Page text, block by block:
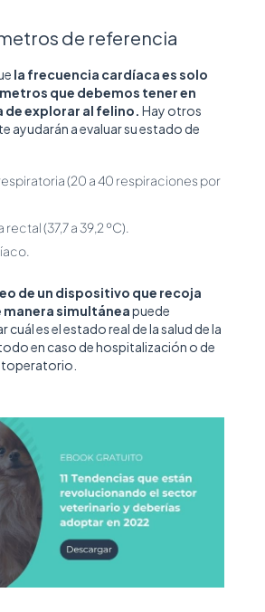
de referencia
la frecuencia cardíaca es solo
que debemos tener en
de explorar al felino. Hay otros
ayudarán a evaluar su estado de
(20 a 40 respiraciones por
(37,7 a 39,2 ºC).
de un dispositivo que recoja
simultáneapuede
cuál es el estado real de la salud de la
en caso de hospitalización o de